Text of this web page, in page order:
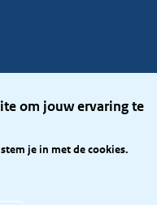
om jouw ervaring te
je in met de cookies.